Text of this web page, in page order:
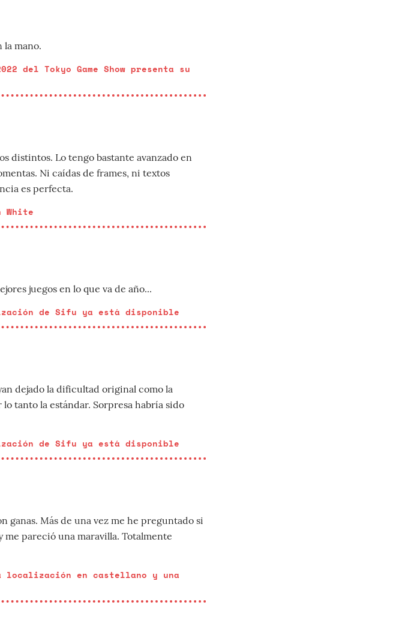
la mano.
del Tokyo Game Show presenta su
distintos. Lo tengo bastante avanzado en
Ni caídas de frames, ni textos
es perfecta.
White
juegos en lo que va de año...
de Sifu ya está disponible
dejado la dificultad original como la
tanto la estándar. Sorpresa habría sido
de Sifu ya está disponible
ganas. Más de una vez me he preguntado si
me pareció una maravilla. Totalmente
localización en castellano y una